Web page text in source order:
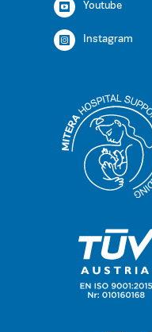
Youtube
Instagram